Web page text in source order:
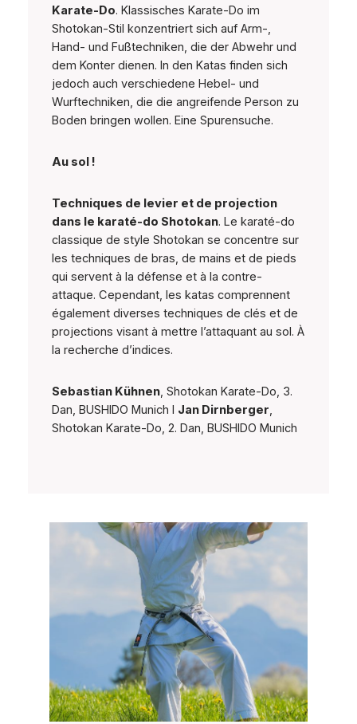
Karate-Do. Klassisches Karate-Do im
Shotokan-Stil konzentriert sich auf Arm-,
Hand- und Fußtechniken, die der Abwehr und
dem Konter dienen. In den Katas finden sich
jedoch auch verschiedene Hebel- und
Wurftechniken, die die angreifende Person zu
Boden bringen wollen. Eine Spurensuche.
Au sol !
Techniques de levier et de projection
dans le karaté-do Shotokan. Le karaté-do
classique de style Shotokan se concentre sur
les techniques de bras, de mains et de pieds
qui servent à la défense et à la contre-
attaque. Cependant, les katas comprennent
également diverses techniques de clés et de
projections visant à mettre l’attaquant au sol. À
la recherche d’indices.
Sebastian Kühnen, Shotokan Karate-Do, 3.
Dan, BUSHIDO Munich I Jan Dirnberger,
Shotokan Karate-Do, 2. Dan, BUSHIDO Munich